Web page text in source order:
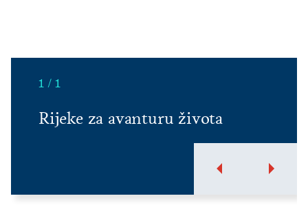
1 / 1
Rijeke za avanturu života